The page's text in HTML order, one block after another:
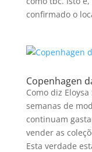
confirmado o
Copenhagen
Como diz
semanas de
continuam
vender as
Esta verdade